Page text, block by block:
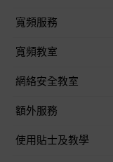
寬頻服務
寬頻教室
網絡安全教室
額外服務
使用貼士及教學